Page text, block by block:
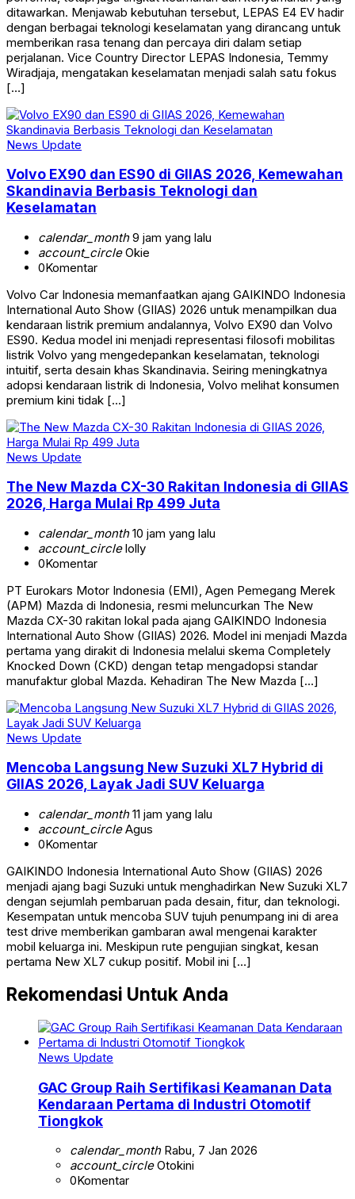
ditawarkan. Menjawab kebutuhan tersebut, LEPAS E4 EV hadir
dengan berbagai teknologi keselamatan yang dirancang untuk
memberikan rasa tenang dan percaya diri dalam setiap
perjalanan. Vice Country Director LEPAS Indonesia, Temmy
Wiradjaja, mengatakan keselamatan menjadi salah satu fokus
[…]
News Update
Volvo EX90 dan ES90 di GIIAS 2026, Kemewahan
Skandinavia Berbasis Teknologi dan
Keselamatan
calendar_month9 jam yang lalu
account_circleOkie
0Komentar
Volvo Car Indonesia memanfaatkan ajang GAIKINDO Indonesia
International Auto Show (GIIAS) 2026 untuk menampilkan dua
kendaraan listrik premium andalannya, Volvo EX90 dan Volvo
ES90. Kedua model ini menjadi representasi filosofi mobilitas
listrik Volvo yang mengedepankan keselamatan, teknologi
intuitif, serta desain khas Skandinavia. Seiring meningkatnya
adopsi kendaraan listrik di Indonesia, Volvo melihat konsumen
premium kini tidak […]
News Update
The New Mazda CX-30 Rakitan Indonesia di GIIAS
2026, Harga Mulai Rp 499 Juta
calendar_month10 jam yang lalu
account_circlelolly
0Komentar
PT Eurokars Motor Indonesia (EMI), Agen Pemegang Merek
(APM) Mazda di Indonesia, resmi meluncurkan The New
Mazda CX-30 rakitan lokal pada ajang GAIKINDO Indonesia
International Auto Show (GIIAS) 2026. Model ini menjadi Mazda
pertama yang dirakit di Indonesia melalui skema Completely
Knocked Down (CKD) dengan tetap mengadopsi standar
manufaktur global Mazda. Kehadiran The New Mazda […]
News Update
Mencoba Langsung New Suzuki XL7 Hybrid di
GIIAS 2026, Layak Jadi SUV Keluarga
calendar_month11 jam yang lalu
account_circleAgus
0Komentar
GAIKINDO Indonesia International Auto Show (GIIAS) 2026
menjadi ajang bagi Suzuki untuk menghadirkan New Suzuki XL7
dengan sejumlah pembaruan pada desain, fitur, dan teknologi.
Kesempatan untuk mencoba SUV tujuh penumpang ini di area
test drive memberikan gambaran awal mengenai karakter
mobil keluarga ini. Meskipun rute pengujian singkat, kesan
pertama New XL7 cukup positif. Mobil ini […]
Rekomendasi Untuk Anda
News Update
GAC Group Raih Sertifikasi Keamanan Data
Kendaraan Pertama di Industri Otomotif
Tiongkok
calendar_monthRabu, 7 Jan 2026
account_circleOtokini
0Komentar